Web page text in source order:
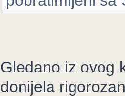
Gledano iz ovog
donijela